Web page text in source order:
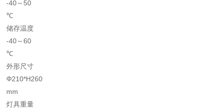
-40～50
℃
储存温度
-40～60
℃
外形尺寸
Φ210*H260
mm
灯具重量